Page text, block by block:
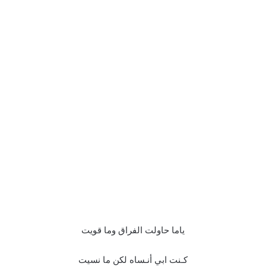
ياما حاولت الفراق وما قويت
كـنت ابي أنـساه لكن ما نسيت